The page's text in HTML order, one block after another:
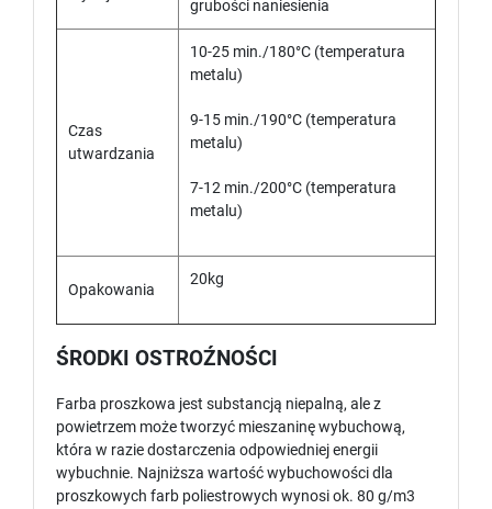
grubości naniesienia
Czas
utwardzania
10-25 min./180°C (temperatura
metalu)
9-15 min./190°C (temperatura
metalu)
7-12 min./200°C (temperatura
metalu)
Opakowania
20kg
ŚRODKI OSTROŹNOŚCI
Farba proszkowa jest substancją niepalną, ale z
powietrzem może tworzyć mieszaninę wybuchową,
która w razie dostarczenia odpowiedniej energii
wybuchnie. Najniższa wartość wybuchowości dla
proszkowych farb poliestrowych wynosi ok. 80 g/m3